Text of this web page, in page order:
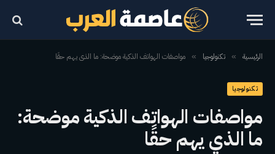
الرئيسية » تكنولوجيا » مواصفات الهواتف الذكية موضحة: ما الذي يهم حقًا
تكنولوجيا
مواصفات الهواتف الذكية موضحة:
ما الذي يهم حقًا